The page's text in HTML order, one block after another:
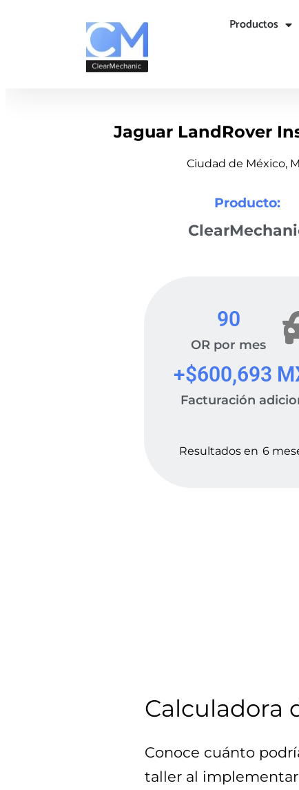
Productos
Jaguar LandRover
Ciudad de México,
Producto:
OR por mes
90
Facturación
+$600,693
Resultados en 6
Calculadora
Conoce cuánto
taller al